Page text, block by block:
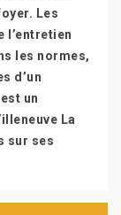
Les
l’entretien
les normes,
d’un
un
La
sur ses